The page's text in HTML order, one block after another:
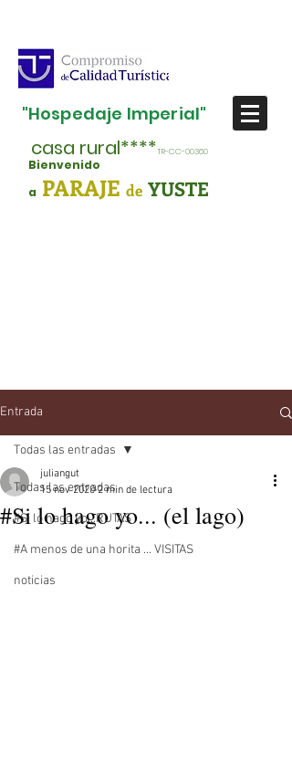
casa rural****TR-CC-00360
Bienvenido
a PARAJE de YUSTE
"Hospedaje Imperial"
Entrada
Todas las entradas
#Si lo hago yo...RUTAS
#A menos de una horita ... VISITAS
noticias
Todas las entradas
#Si lo hago yo... (el lago)
juliangut
15 nov 2020 2 min de lectura